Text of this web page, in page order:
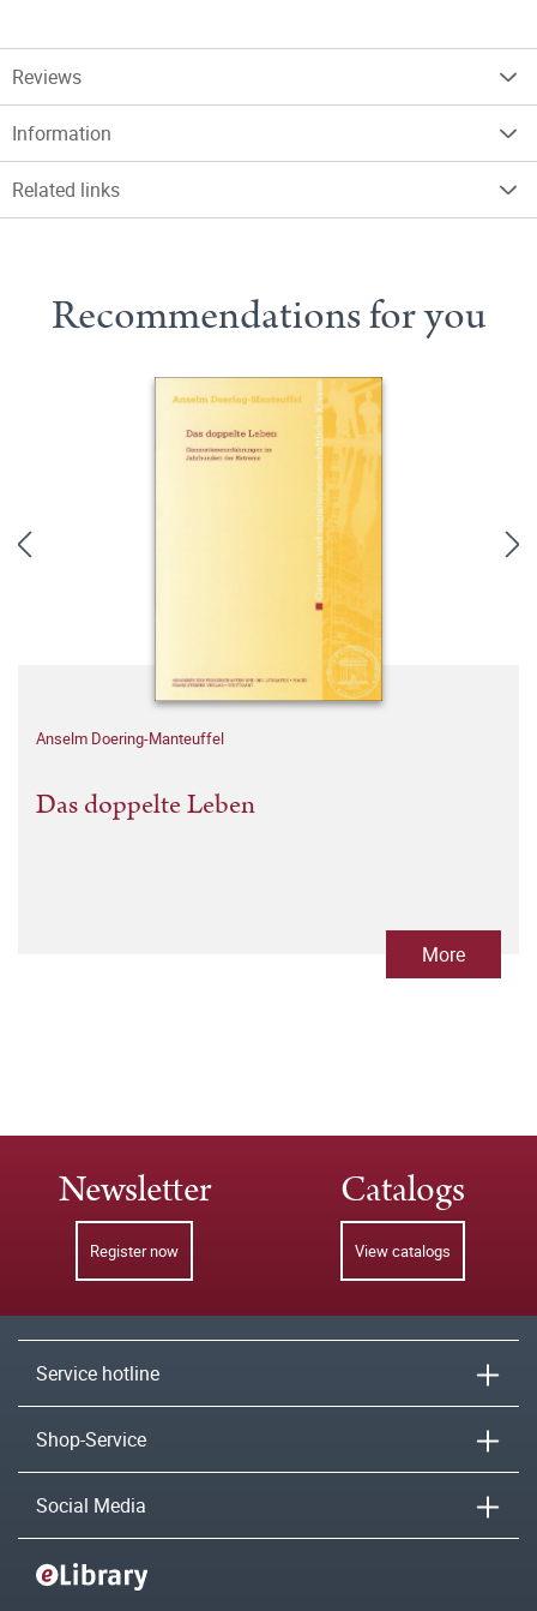
Reviews
Information
Related links
Recommendations for you
Anselm Doering-Manteuffel
Das doppelte Leben
More
Newsletter
Register now
Catalogs
View catalogs
Service hotline
Shop-Service
Social Media